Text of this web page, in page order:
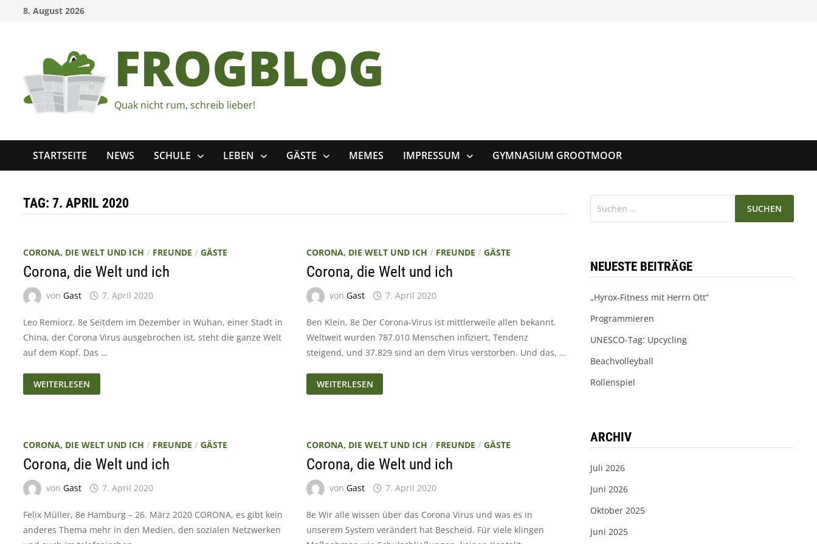
8. August 2026
FROGBLOG
Quak nicht rum, schreib lieber!
STARTSEITE NEWS SCHULE LEBEN GÄSTE MEMES IMPRESSUM GYMNASIUM GROOTMOOR
TAG:7. APRIL 2020
CORONA, DIE WELT UND ICH / FREUNDE /GÄSTE
Corona, die Welt und ich
vonGast 7. April 2020
Leo Remiorz, 8e Seitdem im Dezember in Wuhan, einer Stadt in
China, der Corona Virus ausgebrochen ist, steht die ganze Welt
auf dem Kopf. Das …
CORONA,
DIE
WELT
WEITERLESEN
CORONA, DIE WELT UND ICH / FREUNDE / GÄSTE
Corona, die Welt und ich
von Gast 7. April 2020
Ben Klein, 8e Der Corona-Virus ist mittlerweile allen bekannt.
Weltweit wurden 787.010 Menschen infiziert, Tendenz
steigend, und 37.829 sind an dem Virus verstorben. Und das, …
CORONA,
DIE
WELT
WEITERLESEN
CORONA, DIE WELT UND ICH / FREUNDE /GÄSTE
Corona, die Welt und ich
vonGast 7. April 2020
Felix Müller, 8e Hamburg – 26. März 2020 CORONA, es gibt kein
anderes Thema mehr in den Medien, den sozialen Netzwerken
CORONA, DIE WELT UND ICH / FREUNDE / GÄSTE
Corona, die Welt und ich
von Gast 7. April 2020
8e Wir alle wissen über das Corona Virus und was es in
unserem System verändert hat Bescheid. Für viele klingen
NEUESTE BEITRÄGE
„Hyrox-Fitness mit Herrn Ott“
Programmieren
UNESCO-Tag: Upcycling
Beachvolleyball
Rollenspiel
ARCHIV
Juli 2026
Juni 2026
Oktober 2025
Juni 2025